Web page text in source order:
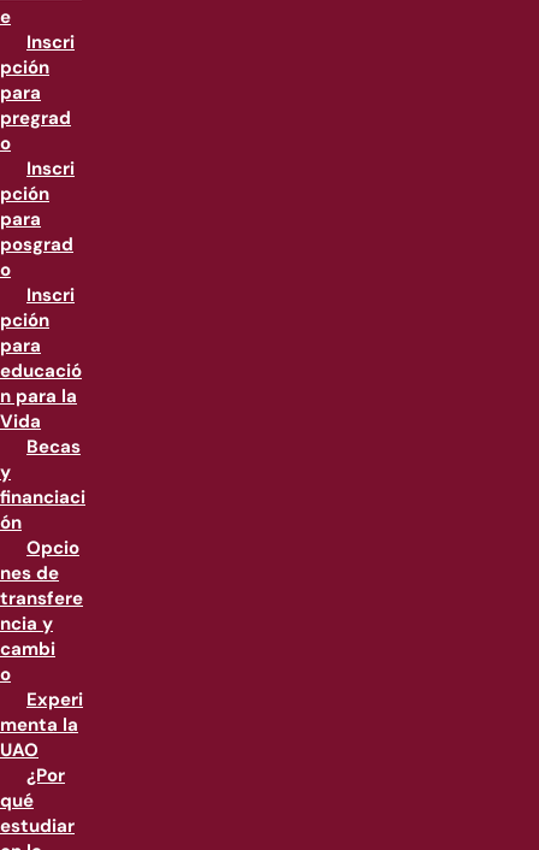
e
Inscri
pción
para
pregrad
o
Inscri
pción
para
posgrad
o
Inscri
pción
para
educació
n para la
Vida
Becas
y
financiaci
ón
Opcio
nes de
transfere
ncia y
cambi
o
Experi
menta la
UAO
¿Por
qué
estudiar